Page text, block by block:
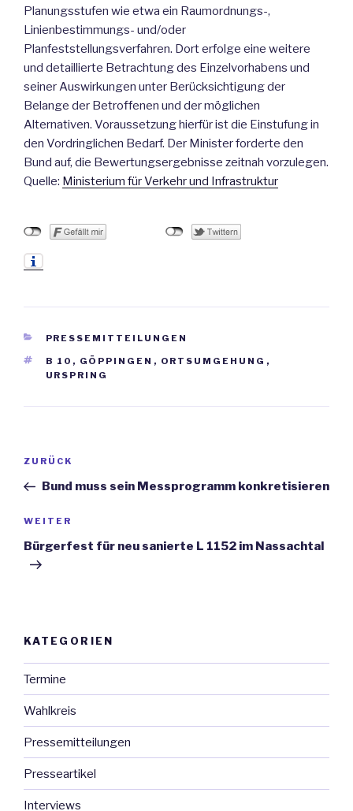
Planungsstufen wie etwa ein Raumordnungs-,
Linienbestimmungs- und/oder
Planfeststellungsverfahren. Dort erfolge eine weitere
und detaillierte Betrachtung des Einzelvorhabens und
seiner Auswirkungen unter Berücksichtigung der
Belange der Betroffenen und der möglichen
Alternativen. Voraussetzung hierfür ist die Einstufung in
den Vordringlichen Bedarf. Der Minister forderte den
Bund auf, die Bewertungsergebnisse zeitnah vorzulegen.
Quelle: Ministerium für Verkehr und Infrastruktur
KATEGORIEN
PRESSEMITTEILUNGEN
SCHLAGWÖRTER
B 10 , GÖPPINGEN , ORTSUMGEHUNG ,
URSPRING
Beitrags-
Vorheriger
Beitrag
ZURÜCK
Bund muss sein Messprogramm konkretisieren
Nächster
Beitrag
WEITER
Bürgerfest für neu sanierte L 1152 im Nassachtal
KATEGORIEN
Termine
Wahlkreis
Pressemitteilungen
Presseartikel
Interviews